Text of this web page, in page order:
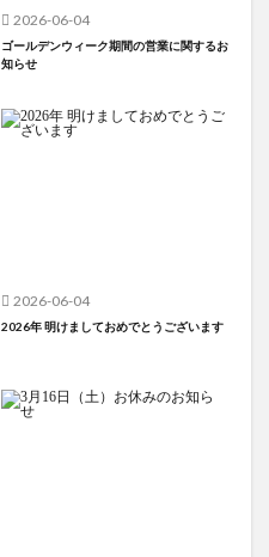
2026-06-04
ゴールデンウィーク期間の営業に関するお
知らせ
2026-06-04
2026年 明けましておめでとうございます